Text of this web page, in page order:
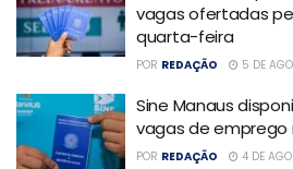
vagas ofertadas
quarta-feira
POR REDAÇÃO 5 DE
Sine Manaus
vagas de
POR REDAÇÃO 4 DE